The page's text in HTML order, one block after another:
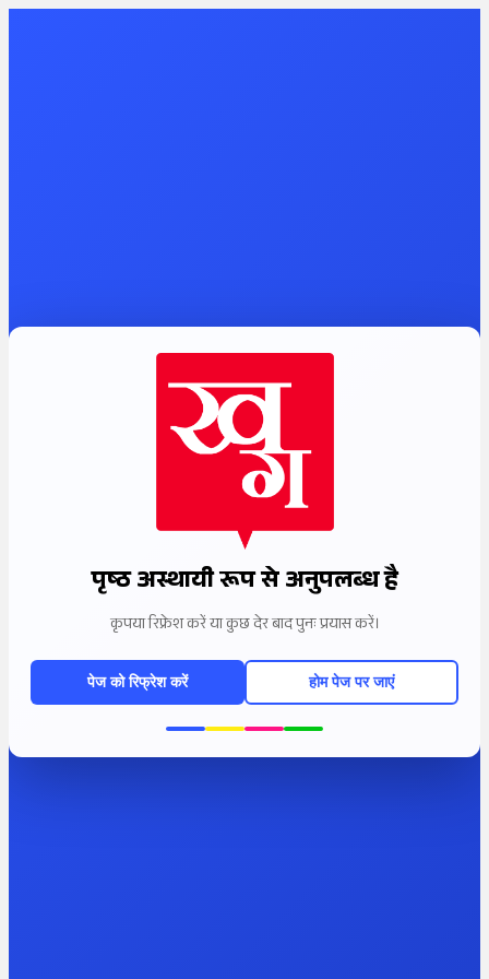
पृष्ठ अस्थायी रूप से अनुपलब्ध है
कृपया रिफ्रेश करें या कुछ देर बाद पुनः प्रयास करें।
पेज को रिफ्रेश करें होम पेज पर जाएं